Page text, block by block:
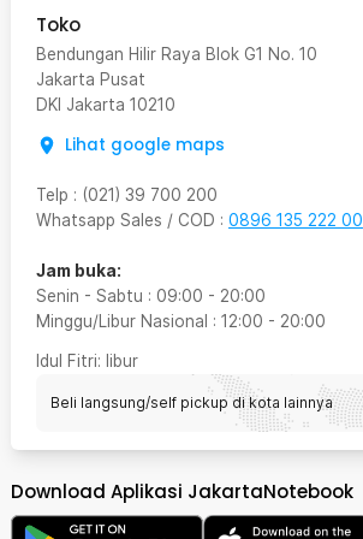
Toko
Bendungan Hilir Raya Blok G1 No. 10
Jakarta Pusat
DKI Jakarta 10210
Lihat google maps
Telp : (021) 39 700 200
Whatsapp Sales / COD : 0896 135 222 00
Jam buka:
Senin - Sabtu : 09:00 - 20:00
Minggu/Libur Nasional : 12:00 - 20:00
Idul Fitri: libur
Beli langsung/self pickup di kota lainnya
Download Aplikasi JakartaNotebook